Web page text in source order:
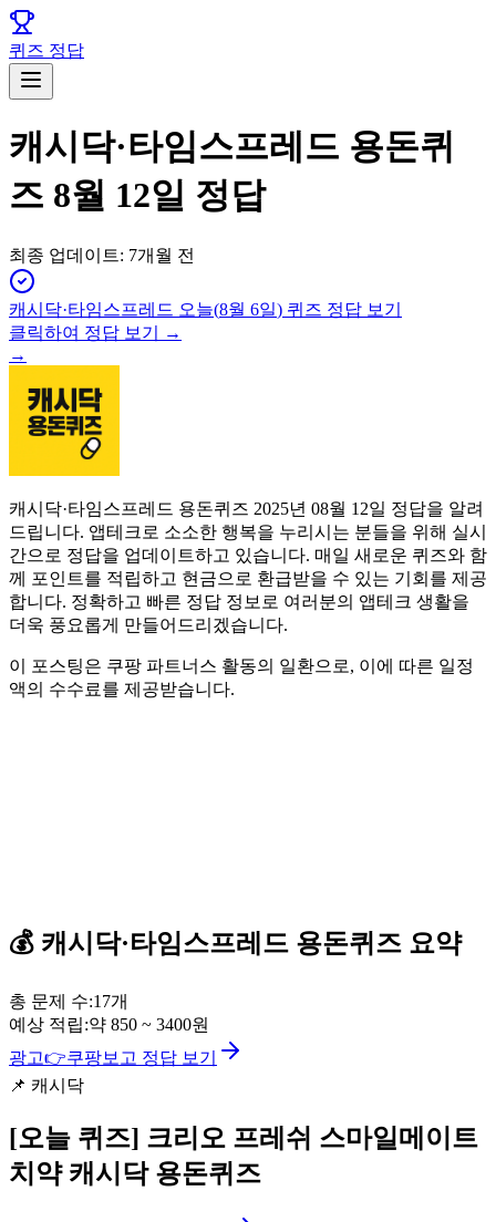
퀴즈 정답
캐시닥·타임스프레드 용돈퀴
즈 8월 12일 정답
최종 업데이트: 7개월 전
캐시닥·타임스프레드 오늘(8월 6일) 퀴즈 정답 보기
클릭하여 정답 보기 →
→
캐시닥·타임스프레드 용돈퀴즈 2025년 08월 12일 정답을 알려
드립니다. 앱테크로 소소한 행복을 누리시는 분들을 위해 실시
간으로 정답을 업데이트하고 있습니다. 매일 새로운 퀴즈와 함
께 포인트를 적립하고 현금으로 환급받을 수 있는 기회를 제공
합니다. 정확하고 빠른 정답 정보로 여러분의 앱테크 생활을
더욱 풍요롭게 만들어드리겠습니다.
이 포스팅은 쿠팡 파트너스 활동의 일환으로, 이에 따른 일정
액의 수수료를 제공받습니다.
💰 캐시닥·타임스프레드 용돈퀴즈 요약
총 문제 수:17개
예상 적립:약 850 ~ 3400원
광고👉쿠팡보고 정답 보기
📌 캐시닥
[오늘 퀴즈] 크리오 프레쉬 스마일메이트
치약 캐시닥 용돈퀴즈